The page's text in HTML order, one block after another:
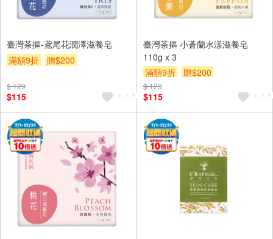
臺灣茶摳-鳶尾花潤澤滋養皂
滿額9折
贈$200
$ 129
$115
臺灣茶摳 小蒼蘭水漾滋養皂
110g x 3
滿額9折
贈$200
$ 129
$115